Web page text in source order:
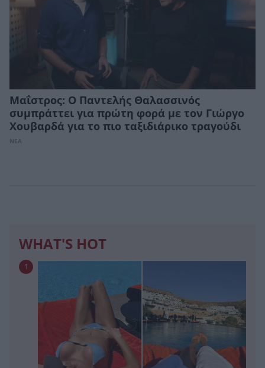
Μαΐστρος: Ο Παντελής Θαλασσινός
συμπράττει για πρώτη φορά με τον Γιώργο
Χουβαρδά για το πιο ταξιδιάρικο τραγούδι
ΝΕΑ
WHAT'S HOT
1